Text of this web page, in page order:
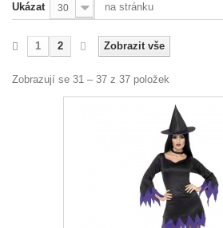
Ukázat 30 na stránku
Zobrazit vše
1 2
Zobrazují se 31 – 37 z 37 položek